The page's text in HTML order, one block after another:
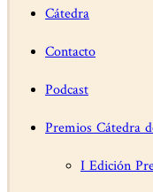
Cátedra
Contacto
Podcast
Premios Cátedra
I Edición